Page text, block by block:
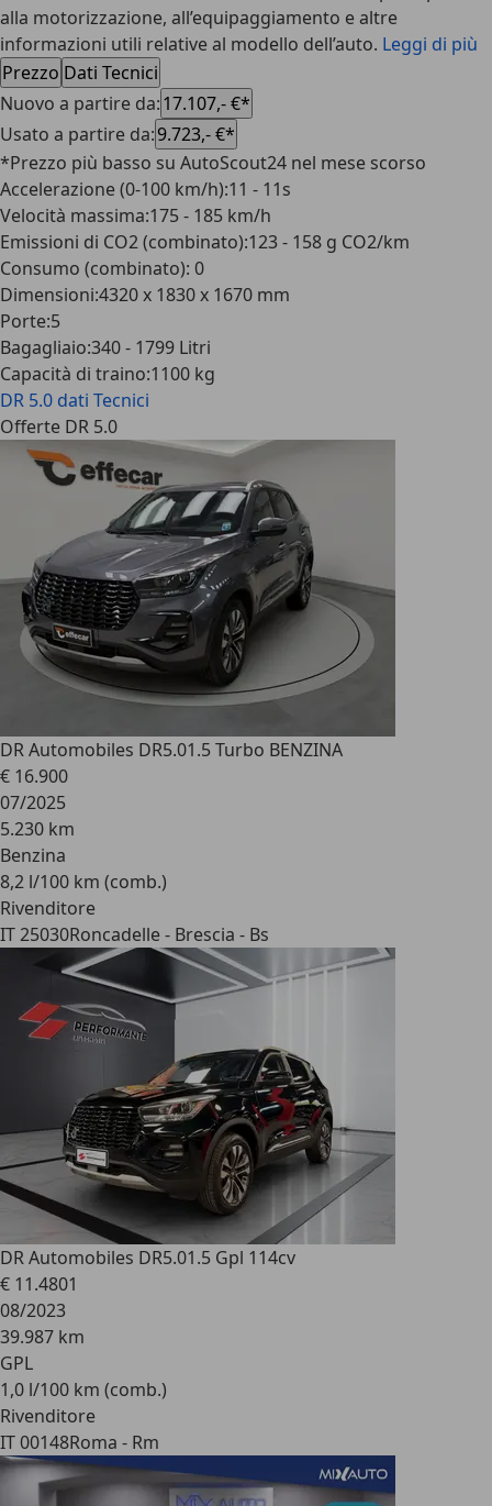
alla motorizzazione, all’equipaggiamento e altre
informazioni utili relative al modello dell’auto. Leggi di più
Prezzo Dati Tecnici
Nuovo a partire da:17.107,- €*
Usato a partire da:9.723,- €*
*Prezzo più basso su AutoScout24 nel mese scorso
Accelerazione (0-100 km/h):11 - 11s
Velocità massima:175 - 185 km/h
Emissioni di CO2 (combinato):123 - 158 g CO2/km
Consumo (combinato): 0
Dimensioni:4320 x 1830 x 1670 mm
Porte:5
Bagagliaio:340 - 1799 Litri
Capacità di traino:1100 kg
DR 5.0 dati Tecnici
Offerte DR 5.0
DR Automobiles DR5.01.5 Turbo BENZINA
€ 16.900
07/2025
5.230 km
Benzina
8,2 l/100 km (comb.)
Rivenditore
IT 25030Roncadelle - Brescia - Bs
DR Automobiles DR5.01.5 Gpl 114cv
€ 11.4801
08/2023
39.987 km
GPL
1,0 l/100 km (comb.)
Rivenditore
IT 00148Roma - Rm